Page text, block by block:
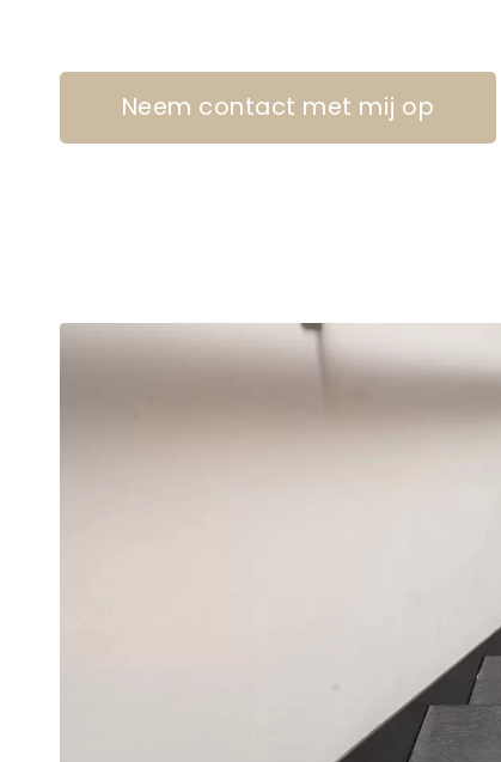
Neem contact met mij op